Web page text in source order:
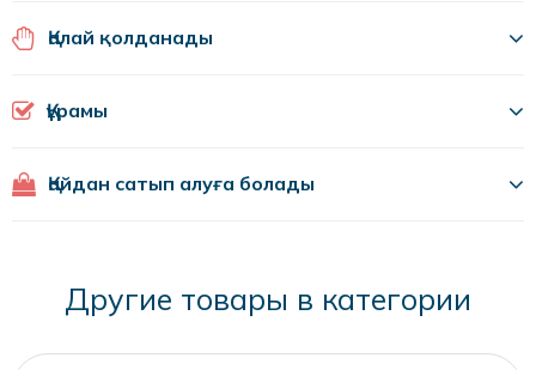
Қалай қолданады
Құрамы
Қайдан сатып алуға болады
kaspi.kz goldapple.kzwildberries.kz flip.kz
Другие товары в категории